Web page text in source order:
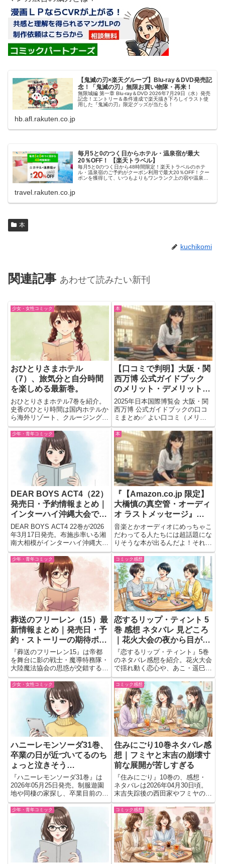
【鬼滅の刃×楽天グループ】Blu-ray＆DVD発売記
念！「鬼滅の刃」無限お買い物隊・再来！
無限城編 第一章 Blu-ray＆DVD 2026年7月29日（水）発売
記念！エントリー＆条件達成で楽天描き下ろしイラスト使
用した『鬼滅の刃』限定グッズが当たる！
hb.afl.rakuten.co.jp
毎月5と0のつく日からホテル・温泉宿が最大
20％OFF！ 【楽天トラベル】
毎月5と0のつく日から48時間限定！楽天トラベルのホテ
ル・温泉宿のご予約がクーポン利用で最大20％OFF！クー
ポンを獲得して、いつもよりもワンランク上の宿や温泉宿
travel.rakuten.co.jp
本
kuchikomi
関連記事 あわせて読みたい新刊
少女・女性コミック
おひとりさまホテル
（7）、旅気分と自分時間
を楽しめる最新巻。
おひとりさまホテル7巻を紹介。
史香のひとり時間は国内ホテルか
ら海外リゾート、クルージングへ
広がる。旅気分と自分時間の贅沢
を描いた新感覚の物語。
本
【口コミで判明】大阪・関
西万博 公式ガイドブック
のメリット・デメリットと
は？買う前に要チェック！
2025年日本国際博覧会 大阪・関
西万博 公式ガイドブックの口コ
ミまとめ✅ よい口コミ（メリッ
トに感じられるポイント） 情報
が豊富で、万博の全体像を把握す
るのに役立つ。 ▶︎ Amazonで詳
細を見る 公式ガイドブックとし
て、各国のパビリオ...
少年・青年コミック
DEAR BOYS ACT4（22）
発売日・予約情報まとめ｜
インターハイ沖縄大会で湘
南大相模が挑む新たな戦い
DEAR BOYS ACT4 22巻が2026
年3月17日発売。布施歩率いる湘
南大相模がインターハイ沖縄大会
へ。明和大日立との激闘で鍵を握
るのは森と柏木の成長。
本
『【Amazon.co.jp 限定】
大橋慎の真空管・オーディ
オ ラストメッセージ』
2025年8月22日発売！
音楽とかオーディオにめっちゃこ
だわってる人たちには超話題にな
りそうな本が出るんだよ！それ
が、2025年8月22日に発売予定の
『大橋慎の真空管・オーディオ
ラストメッセージ』。これ、真空
管アンプ愛用者には絶対読んでほ
しい内容がギッシリ詰まって...
少年・青年コミック
葬送のフリーレン（15）最
新情報まとめ｜発売日・予
約・ストーリーの期待ポイ
ント！
『葬送のフリーレン15』は帝都
を舞台に影の戦士・魔導特務隊・
大陸魔法協会の思惑が交錯する後
日譚ファンタジー。護衛任務に巻
き込まれるフリーレンの新章開幕
と未来へ進む物語に注目。
コミック感想
恋するリップ・ティント 5
巻 感想 ネタバレ 見どころ
｜花火大会の夜から目が離
せなかった
『恋するリップ・ティント』5巻
のネタバレ感想を紹介。花火大会
で揺れ動く恋心や、あこ・遥巳・
天馬それぞれの想いなど、読後に
語りたくなる胸キュンシーンをま
とめました。
少女・女性コミック
ハニーレモンソーダ31巻、
卒業の日が近づいてるのち
ょっと泣きそう…
『ハニーレモンソーダ31巻』は
2026年05月25日発売。制服遊園
地や同棲の家探し、卒業目前の関
係変化が見どころ。予約前に読む
価値を判断したい人向けに紹介
コミック感想
住みにごり10巻ネタバレ感
想｜フミヤと末吉の崩壊寸
前な展開が苦しすぎる
『住みにごり』10巻の、感想・
ネタバレは2026年04月30日頃。
末吉失踪後の西田家やフミヤの変
化、笠原まわりの不穏な展開が大
きな見どころ。予約前に重苦しい
空気感も含めて紹介。
少年・青年コミック コミック感想